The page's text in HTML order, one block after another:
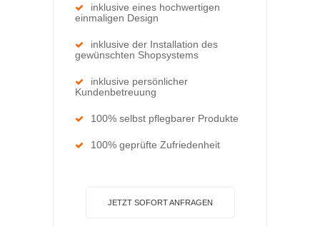
inklusive eines hochwertigen
einmaligen Design
inklusive der Installation des
gewünschten Shopsystems
inklusive persönlicher
Kundenbetreuung
100% selbst pflegbarer Produkte
100% geprüfte Zufriedenheit
JETZT SOFORT ANFRAGEN